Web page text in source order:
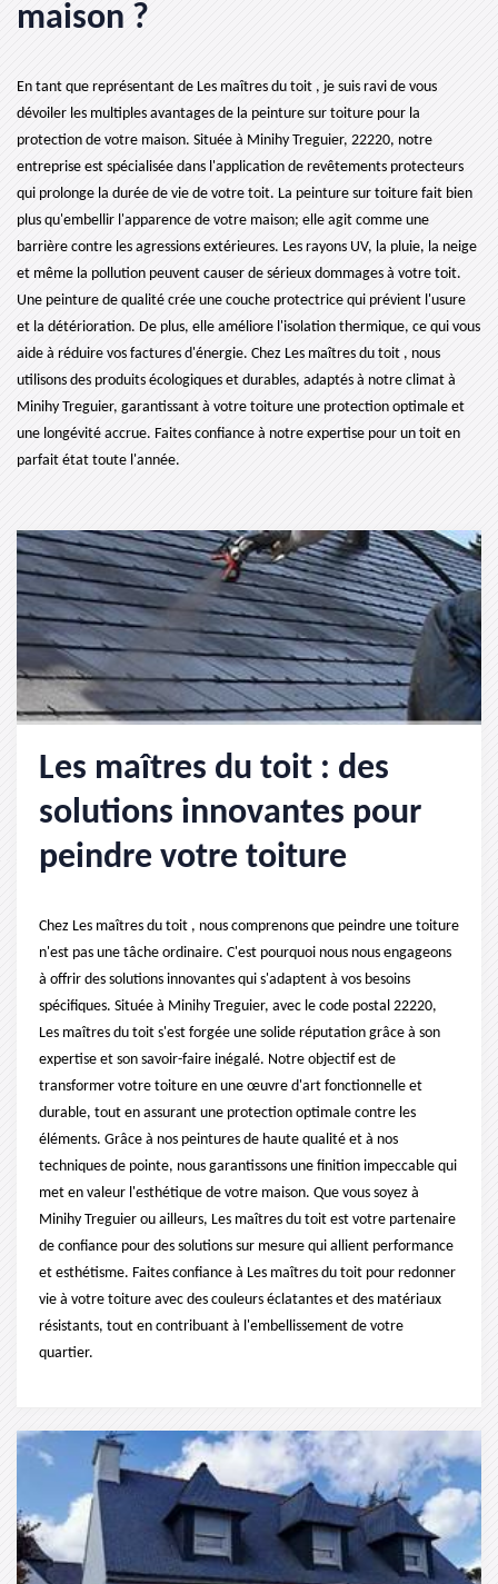
maison ?
En tant que représentant de Les maîtres du toit , je suis ravi de vous
dévoiler les multiples avantages de la peinture sur toiture pour la
protection de votre maison. Située à Minihy Treguier, 22220, notre
entreprise est spécialisée dans l'application de revêtements protecteurs
qui prolonge la durée de vie de votre toit. La peinture sur toiture fait bien
plus qu'embellir l'apparence de votre maison; elle agit comme une
barrière contre les agressions extérieures. Les rayons UV, la pluie, la neige
et même la pollution peuvent causer de sérieux dommages à votre toit.
Une peinture de qualité crée une couche protectrice qui prévient l'usure
et la détérioration. De plus, elle améliore l'isolation thermique, ce qui vous
aide à réduire vos factures d'énergie. Chez Les maîtres du toit , nous
utilisons des produits écologiques et durables, adaptés à notre climat à
Minihy Treguier, garantissant à votre toiture une protection optimale et
une longévité accrue. Faites confiance à notre expertise pour un toit en
parfait état toute l'année.
Les maîtres du toit : des
solutions innovantes pour
peindre votre toiture
Chez Les maîtres du toit , nous comprenons que peindre une toiture
n'est pas une tâche ordinaire. C'est pourquoi nous nous engageons
à offrir des solutions innovantes qui s'adaptent à vos besoins
spécifiques. Située à Minihy Treguier, avec le code postal 22220,
Les maîtres du toit s'est forgée une solide réputation grâce à son
expertise et son savoir-faire inégalé. Notre objectif est de
transformer votre toiture en une œuvre d'art fonctionnelle et
durable, tout en assurant une protection optimale contre les
éléments. Grâce à nos peintures de haute qualité et à nos
techniques de pointe, nous garantissons une finition impeccable qui
met en valeur l'esthétique de votre maison. Que vous soyez à
Minihy Treguier ou ailleurs, Les maîtres du toit est votre partenaire
de confiance pour des solutions sur mesure qui allient performance
et esthétisme. Faites confiance à Les maîtres du toit pour redonner
vie à votre toiture avec des couleurs éclatantes et des matériaux
résistants, tout en contribuant à l'embellissement de votre
quartier.